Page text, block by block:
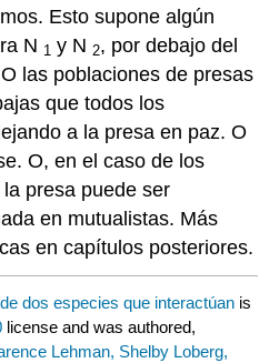
Esto supone algún
N 1 y N 2, por debajo del
las poblaciones de presas
que todos los
a la presa en paz. O
O, en el caso de los
presa puede ser
en mutualistas. Más
en capítulos posteriores.
dos especies que interactúan is
license and was authored,
Lehman, Shelby Loberg,